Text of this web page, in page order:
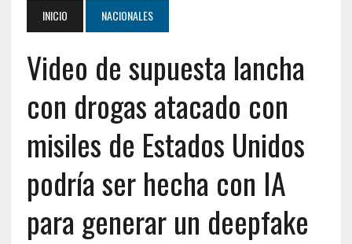
INICIO NACIONALES
Video de supuesta lancha
con drogas atacado con
misiles de Estados Unidos
podría ser hecha con IA
para generar un deepfake